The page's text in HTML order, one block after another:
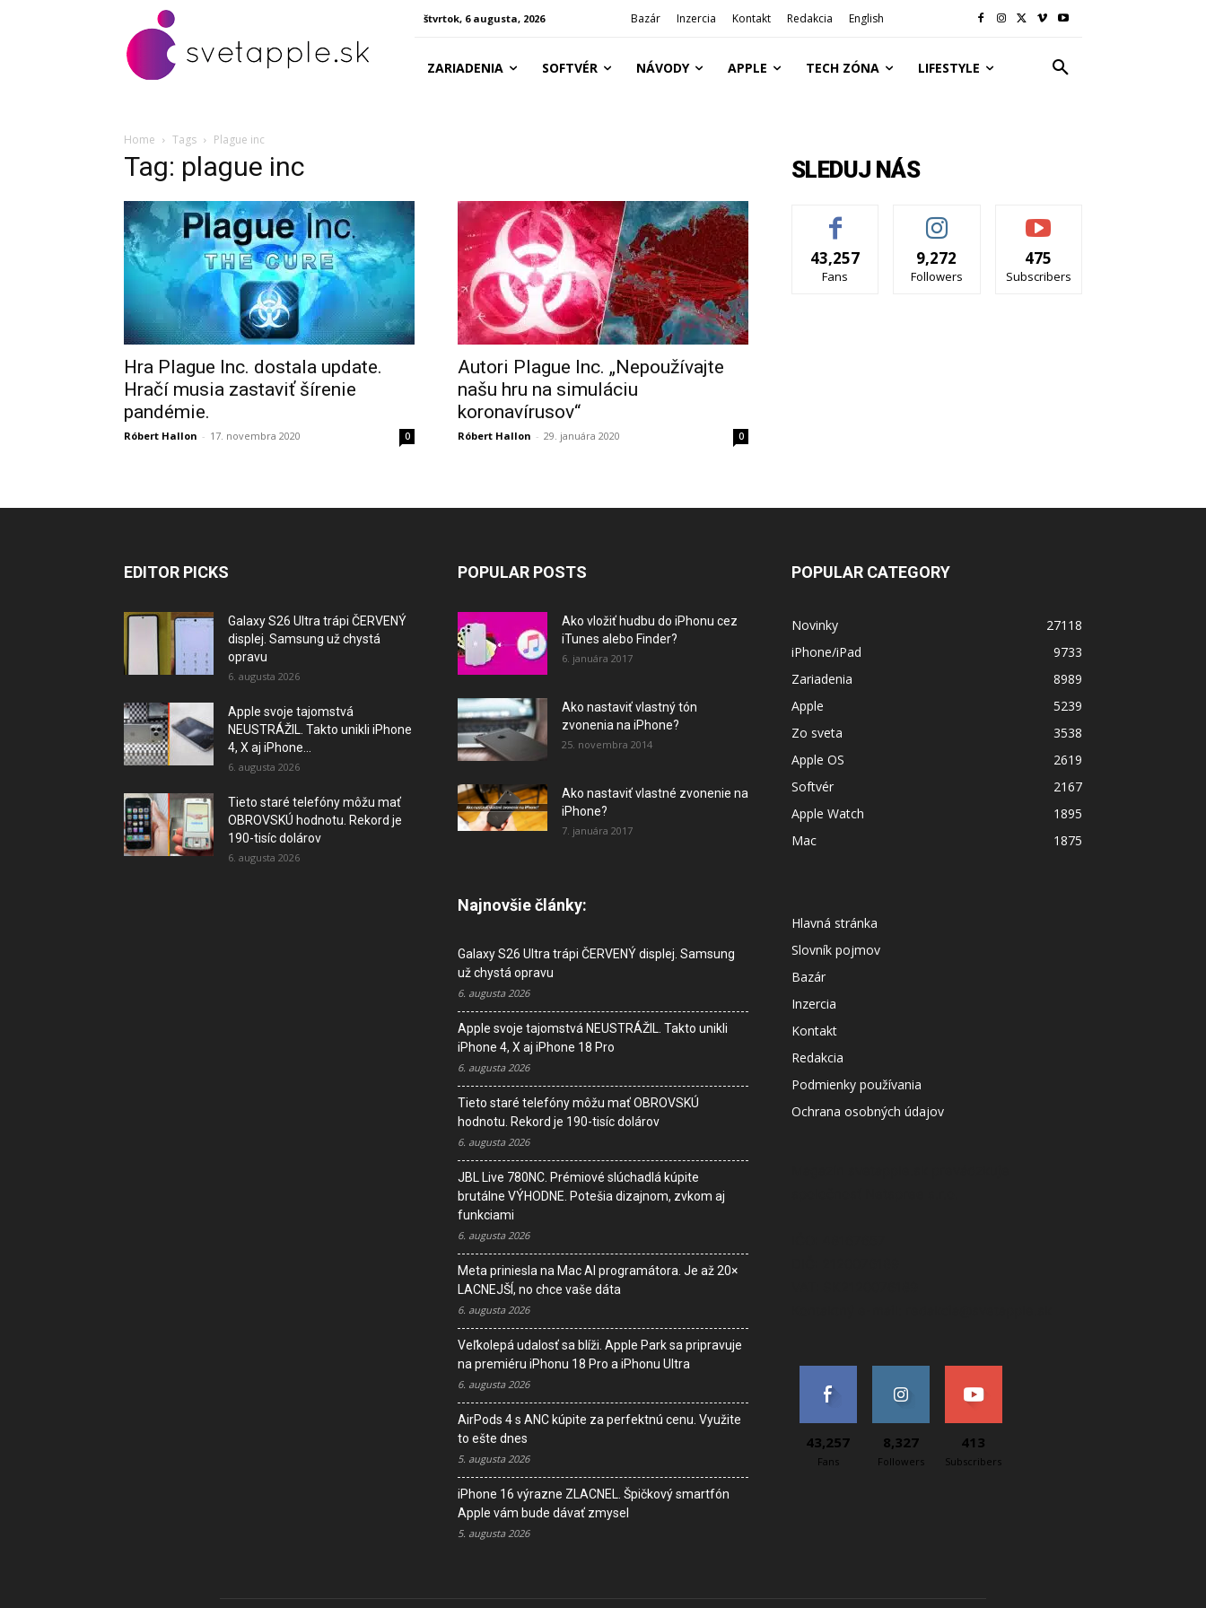
štvrtok, 6 augusta, 2026 Bazár Inzercia Kontakt Redakcia English
ZARIADENIA SOFTVÉR NÁVODY APPLE TECH ZÓNA LIFESTYLE
Home Tags Plague inc
Tag: plague inc
Hra Plague Inc. dostala update.
Hračí musia zastaviť šírenie
pandémie.
Róbert Hallon - 17. novembra 2020 0
Autori Plague Inc. „Nepoužívajte
našu hru na simuláciu
koronavírusov“
Róbert Hallon - 29. januára 2020 0
SLEDUJ NÁS
43,257
Fans
9,272
Followers
475
Subscribers
EDITOR PICKS
Galaxy S26 Ultra trápi ČERVENÝ
displej. Samsung už chystá
opravu
6. augusta 2026
Apple svoje tajomstvá
NEUSTRÁŽIL. Takto unikli iPhone
4, X aj iPhone...
6. augusta 2026
Tieto staré telefóny môžu mať
OBROVSKÚ hodnotu. Rekord je
190-tisíc dolárov
6. augusta 2026
POPULAR POSTS
Ako vložiť hudbu do iPhonu cez
iTunes alebo Finder?
6. januára 2017
Ako nastaviť vlastný tón
zvonenia na iPhone?
25. novembra 2014
Ako nastaviť vlastné zvonenie na
iPhone?
7. januára 2017
Najnovšie články:
Galaxy S26 Ultra trápi ČERVENÝ displej. Samsung
už chystá opravu
6. augusta 2026
Apple svoje tajomstvá NEUSTRÁŽIL. Takto unikli
iPhone 4, X aj iPhone 18 Pro
6. augusta 2026
Tieto staré telefóny môžu mať OBROVSKÚ
hodnotu. Rekord je 190-tisíc dolárov
6. augusta 2026
JBL Live 780NC. Prémiové slúchadlá kúpite
brutálne VÝHODNE. Potešia dizajnom, zvkom aj
funkciami
6. augusta 2026
Meta priniesla na Mac AI programátora. Je až 20×
LACNEJŠÍ, no chce vaše dáta
6. augusta 2026
Veľkolepá udalosť sa blíži. Apple Park sa pripravuje
na premiéru iPhonu 18 Pro a iPhonu Ultra
6. augusta 2026
AirPods 4 s ANC kúpite za perfektnú cenu. Využite
to ešte dnes
5. augusta 2026
iPhone 16 výrazne ZLACNEL. Špičkový smartfón
Apple vám bude dávať zmysel
5. augusta 2026
POPULAR CATEGORY
Novinky
27118
iPhone/iPad
9733
Zariadenia
8989
Apple
5239
Zo sveta
3538
Apple OS
2619
Softvér
2167
Apple Watch
1895
Mac
1875
Hlavná stránka
Slovník pojmov
Bazár
Inzercia
Kontakt
Redakcia
Podmienky používania
Ochrana osobných údajov
43,257
Fans
8,327
Followers
413
Subscribers